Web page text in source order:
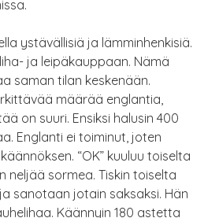
ystävällisiä ja lämminhenkisiä.
ja leipäkauppaan. Nämä
saman tilan keskenään.
määrää englantia,
on suuri. Ensiksi halusin 400
Englanti ei toiminut, joten
“OK” kuuluu toiselta
neljää sormea. Tiskin toiselta
sanotaan jotain saksaksi. Hän
Käännyin 180 astetta